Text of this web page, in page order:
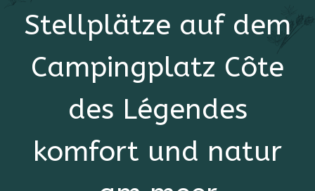
Stellplätze auf dem
Campingplatz Côte
des Légendes
komfort und natur